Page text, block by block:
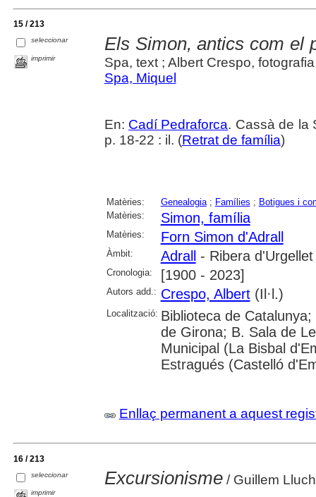
15 / 213
seleccionar
imprimir
Els Simon, antics com el
Spa, text ; Albert Crespo, fotografia
Spa, Miquel
En: Cadí Pedraforca. Cassà de la
p. 18-22 : il. (Retrat de família)
Matèries: Genealogia; Famílies ; Botigues i
Matèries:
Simon, família
Matèries: Forn Simon d'Adrall
Àmbit: Adrall- Ribera d'Urgellet
Cronologia: [1900 - 2023]
Autors add.: Crespo, Albert(Il·l.)
Localització: Biblioteca de
de Girona; B. Sala de
Municipal (La Bisbal
Estragués (Castelló
Enllaç permanent a aquest
16 / 213
seleccionar
imprimir
Excursionisme/ Guillem